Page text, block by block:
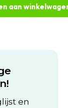
€185,00.
aan
en